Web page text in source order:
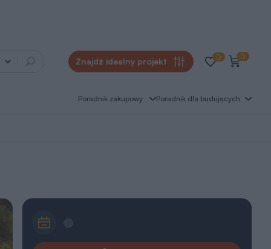
Znajdź idealny projekt 0 0
Poradnik zakupowy Poradnik dla budujących